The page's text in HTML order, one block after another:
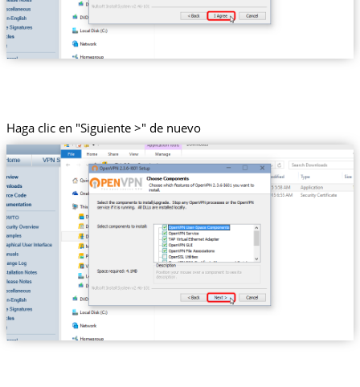
Haga clic en "Siguiente >" de nuevo